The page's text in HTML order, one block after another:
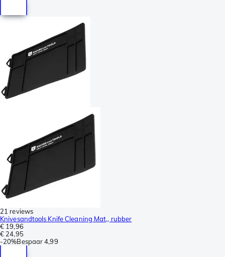
21 reviews
Knivesandtools Knife Cleaning Mat,, rubber
€ 19,96
€ 24,95
-20%Bespaar 4,99